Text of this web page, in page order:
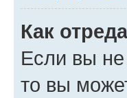
Как
Если вы
то вы